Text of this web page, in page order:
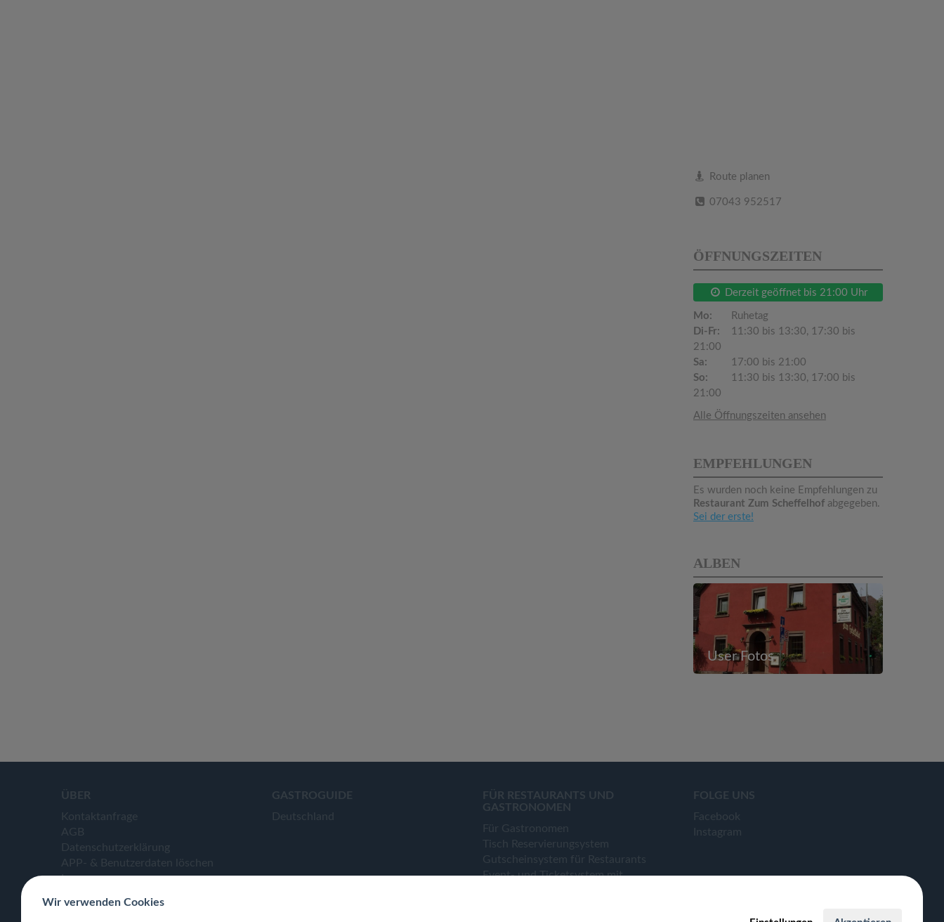
Route planen
07043 952517
ÖFFNUNGSZEITEN
Derzeit geöffnet bis 21:00 Uhr
Mo:
Ruhetag
Di-Fr:
11:30 bis 13:30, 17:30 bis
21:00
Sa:
17:00 bis 21:00
So:
11:30 bis 13:30, 17:00 bis
21:00
Alle Öffnungszeiten ansehen
EMPFEHLUNGEN
Es wurden noch keine Empfehlungen zu
Restaurant Zum Scheffelhof abgegeben.
Sei der erste!
ALBEN
User Fotos
ÜBER
Kontaktanfrage
AGB
Datenschutzerklärung
APP- & Benutzerdaten löschen
Impressum
GASTROGUIDE
Deutschland
FÜR RESTAURANTS UND
GASTRONOMEN
Für Gastronomen
Tisch Reservierungsystem
Gutscheinsystem für Restaurants
Event- und Ticketsystem mit
FOLGE UNS
Facebook
Instagram
Wir verwenden Cookies